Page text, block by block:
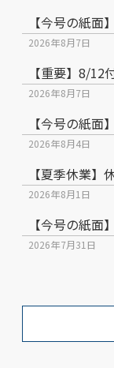
【今号の紙面
2026年8月7日
【重要】8/
2026年8月7日
【今号の紙面
2026年8月4日
【夏季休業】
2026年8月1日
【今号の紙面
2026年7月31日